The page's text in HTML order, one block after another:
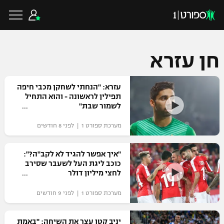
כדורגל ישראלי
ליגת העל
גביע הטוטו
ליגיונרים
גביע המדינה
כדורגל עולמי
ליגת האלופות
ליגה אירופית
ליגה אנגלית
כדורסל ישראלי
ליגת ווינר סל
ליגה לאומית
כדורסל עולמי
NBA
חן עזרא
עזרא: "הנחתי לשחקן מכבי חיפה
תפילין לראשונה - והוא התחיל
לשמור שבת"
מערכת ספורט 1 | לפני 8 חודשים
"איך אפשר להגיד לא לקב"ה?":
כוכב ליגת העל לשעבר שסירב
לחצי מיליון דולר
מערכת ספורט 1 | לפני 9 חודשים
יניב קטן עצר את השיחה: "באמת